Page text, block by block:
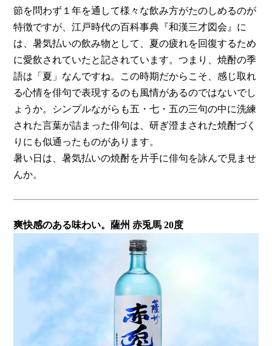
節を問わず１年を通して様々な飲み方がたのしめるのが
特徴ですが、江戸時代の百科事典『和漢三才図会』に
は、暑気払いの飲み物として、夏の疲れを回復するため
に愛飲されていたと記されています。つまり、焼酎の季
語は「夏」なんですね。この時期だからこそ、感じ取れ
る心情を俳句で表現するのも風情があるのではないでし
ょうか。シンプルながらも五・七・五の三句の中に洗練
された言葉が詰まった俳句は、研ぎ澄まされた焼酎づく
りにも似通ったものがあります。
暑い日は、暑気払いの焼酎を片手に俳句を詠んで見ませ
んか。
爽快感のある味わい。薩州 赤兎馬 20度